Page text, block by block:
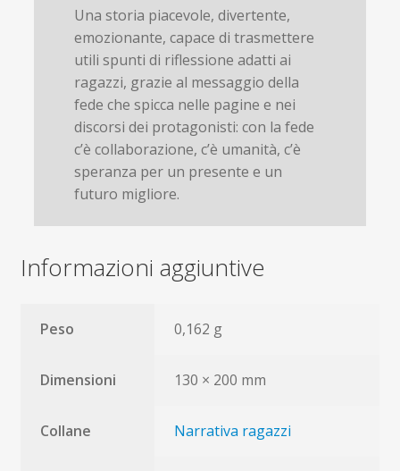
Una storia piacevole, divertente,
emozionante, capace di trasmettere
utili spunti di riflessione adatti ai
ragazzi, grazie al messaggio della
fede che spicca nelle pagine e nei
discorsi dei protagonisti: con la fede
c’è collaborazione, c’è umanità, c’è
speranza per un presente e un
futuro migliore.
SCHEDA LETTURA + MAPPA
Informazioni aggiuntive
Peso 0,162 g
Dimensioni 130 × 200 mm
Collane Narrativa ragazzi